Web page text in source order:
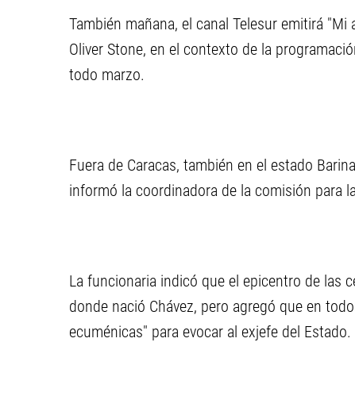
También mañana, el canal Telesur emitirá
Oliver Stone, en el contexto de la
todo marzo.
Fuera de Caracas, también en el estado
informó la coordinadora de la comisión para
La funcionaria indicó que el epicentro de las
donde nació Chávez, pero agregó que en
ecuménicas" para evocar al exjefe del Estado.